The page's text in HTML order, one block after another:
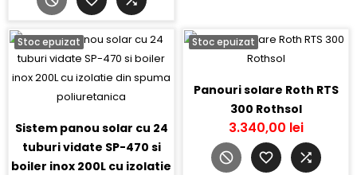
Stoc epuizat
Sistem panou solar cu 24
tuburi vidate SP-470 si
boiler inox 200L cu izolatie
Stoc epuizat
Panouri solare Roth RTS
300 Rothsol
3.340,00 lei